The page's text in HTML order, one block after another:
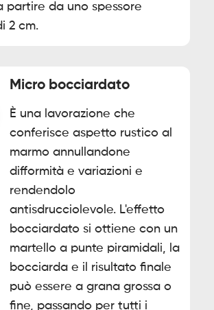
partire da uno spessore
2 cm.
Micro bocciardato
È una lavorazione che
conferisce aspetto rustico al
marmo annullandone
difformità e variazioni e
rendendolo
antisdrucciolevole. L'effetto
bocciardato si ottiene con un
martello a punte piramidali, la
bocciarda e il risultato finale
può essere a grana grossa o
fine, passando per tutti i